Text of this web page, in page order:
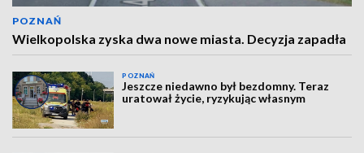
POZNAŃ
Wielkopolska zyska dwa nowe miasta. Decyzja zapadła
POZNAŃ
Jeszcze niedawno był bezdomny. Teraz
uratował życie, ryzykując własnym